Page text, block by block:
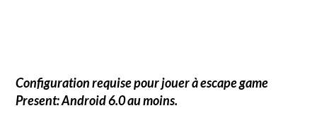
Configuration requise pour jouer àescape game
Present: Android 6.0 au moins.